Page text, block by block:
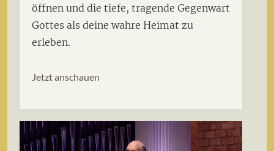
öffnen und die tiefe, tragende Gegenwart
Gottes als deine wahre Heimat zu
erleben.
Jetzt anschauen